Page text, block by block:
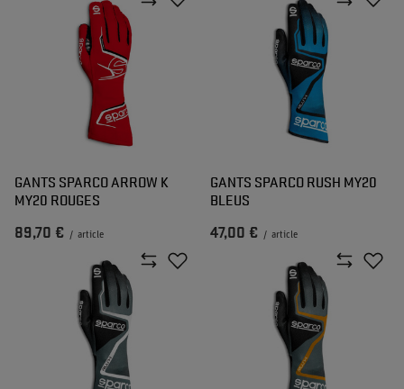
GANTS SPARCO ARROW K
MY20 ROUGES
89,70 € / article
GANTS SPARCO RUSH MY20
BLEUS
47,00 € / article